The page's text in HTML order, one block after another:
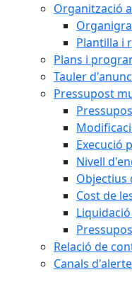
Organització
Plantilla i
Plans i
Tauler
Pressupost
Execució
Nivell
Objectius
Cost de
Relació de
Canals